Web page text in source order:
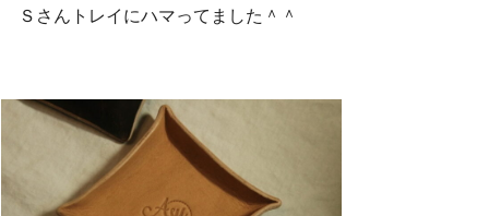
Ｓさんトレイにハマってました＾＾